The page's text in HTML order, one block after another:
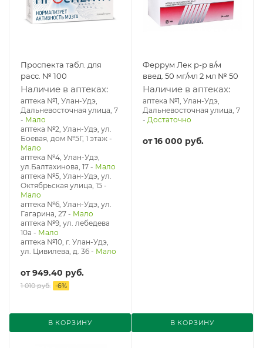
Проспекта табл. для
расс. № 100
Наличие в аптеках:
аптека №1, Улан-Удэ,
Дальневосточная улица, 7
- Мало
аптека №2, Улан-Удэ, ул.
Боевая, дом №5Г, 1 этаж -
Мало
аптека №4, Улан-Удэ,
ул.Балтахинова, 17 - Мало
аптека №5, Улан-Удэ, ул. ​
Октябрьская улица, 15 -
Мало
аптека №6, Улан-Удэ, ул.
Гагарина, 27 - Мало
аптека №9, ул. лебедева
10а - Мало
аптека №10, г. Улан-Удэ,
ул. Цивилева, д. 36 - Мало
от949.40 руб.
1 010 руб. -6%
В КОРЗИНУ
Феррум Лек р-р в/м
введ. 50 мг/мл 2 мл № 50
Наличие в аптеках:
аптека №1, Улан-Удэ,
Дальневосточная улица, 7
- Достаточно
от16 000 руб.
В КОРЗИНУ